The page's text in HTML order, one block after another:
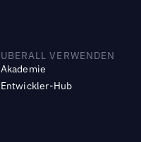
UBERALL VERWENDEN
Akademie
Entwickler-Hub